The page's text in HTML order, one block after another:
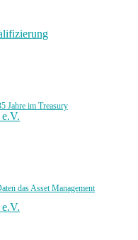
Jahre im Treasury
das Asset Management